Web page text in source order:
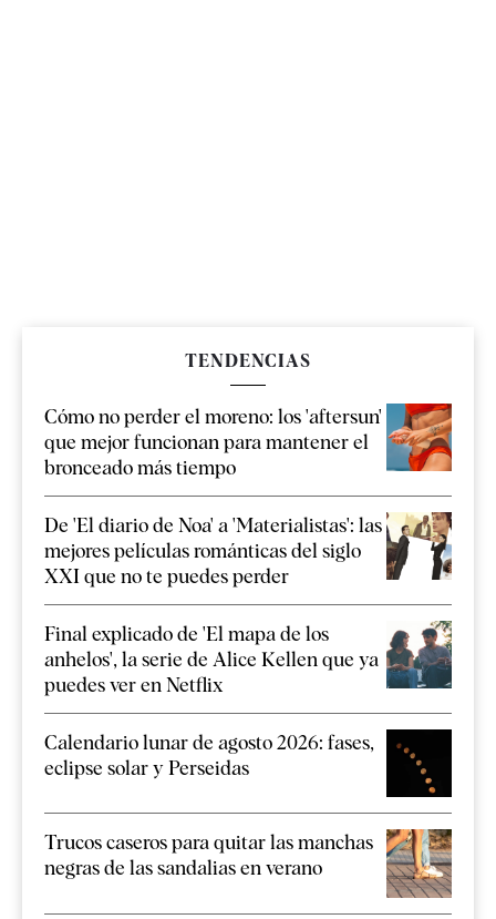
TENDENCIAS
Cómo no perder el moreno: los 'aftersun'
que mejor funcionan para mantener el
bronceado más tiempo
De 'El diario de Noa' a 'Materialistas': las
mejores películas románticas del siglo
XXI que no te puedes perder
Final explicado de 'El mapa de los
anhelos', la serie de Alice Kellen que ya
puedes ver en Netflix
Calendario lunar de agosto 2026: fases,
eclipse solar y Perseidas
Trucos caseros para quitar las manchas
negras de las sandalias en verano